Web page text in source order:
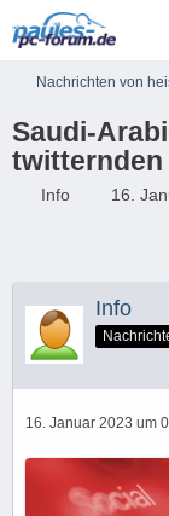
Nachrichten von
Saudi-
Info 16.
Info
16. Januar 2023 um